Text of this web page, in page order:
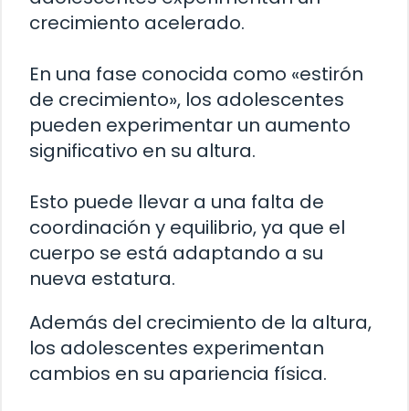
crecimiento acelerado.
En una fase conocida como «estirón
de crecimiento», los adolescentes
pueden experimentar un aumento
significativo en su altura.
Esto puede llevar a una falta de
coordinación y equilibrio, ya que el
cuerpo se está adaptando a su
nueva estatura.
Además del crecimiento de la altura,
los adolescentes experimentan
cambios en su apariencia física.